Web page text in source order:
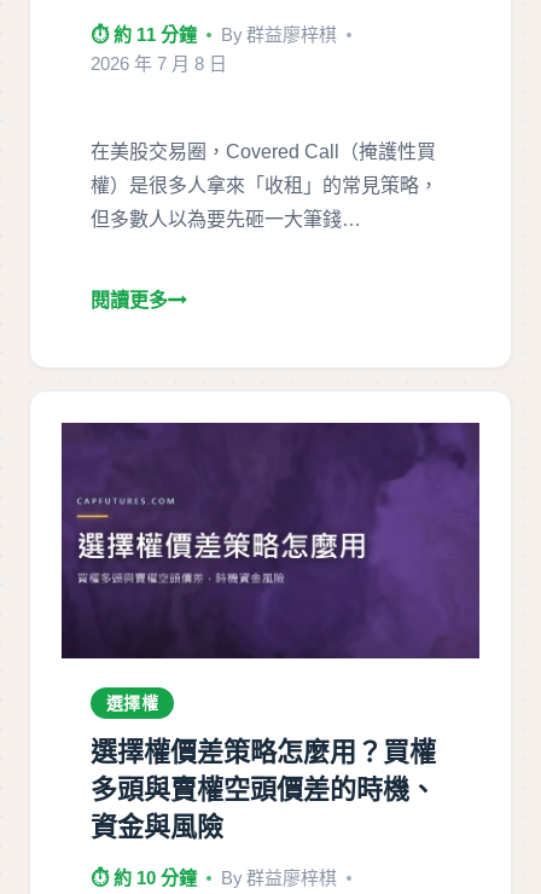
⏱ 約 11 分鐘 By群益廖梓棋
2026 年 7 月 8 日
在美股交易圈，Covered Call（掩護性買
權）是很多人拿來「收租」的常見策略，
但多數人以為要先砸一大筆錢…
選擇權
選擇權價差策略怎麼用？買權
多頭與賣權空頭價差的時機、
資金與風險
⏱ 約 10 分鐘 By群益廖梓棋